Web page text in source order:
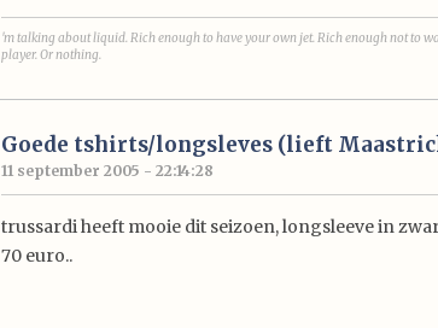
'm talking about liquid. Rich enough to have your own jet. Rich enough not to
player. Or nothing.
Goede tshirts/longsleves (lieft
11 september 2005 - 22:14:28
trussardi heeft mooie dit seizoen, longsleeve in
70 euro..